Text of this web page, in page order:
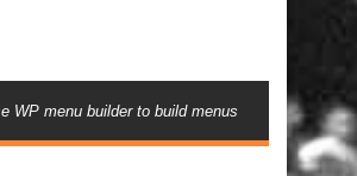
WP menu builder to build menus